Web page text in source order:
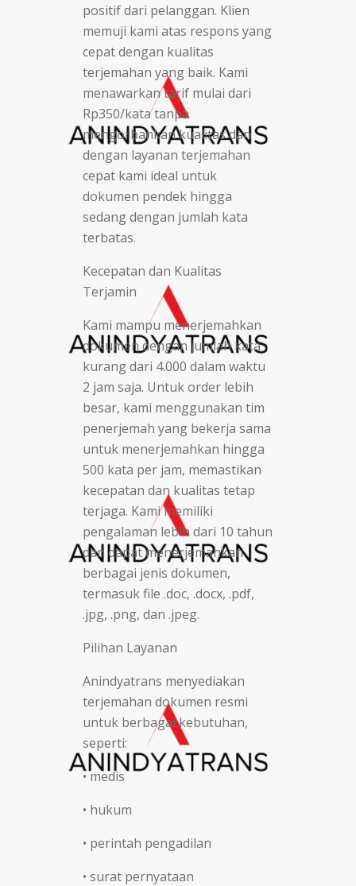
positif dari pelanggan. Klien
memuji kami atas respons yang
cepat dengan kualitas
terjemahan yang baik. Kami
menawarkan tarif mulai dari
Rp350/kata tanpa
mengorbankan kualitas dan
dengan layanan terjemahan
cepat kami ideal untuk
dokumen pendek hingga
sedang dengan jumlah kata
terbatas.
Kecepatan dan Kualitas
Terjamin
Kami mampu menerjemahkan
dokumen dengan jumlah kata
kurang dari 4.000 dalam waktu
2 jam saja. Untuk order lebih
besar, kami menggunakan tim
penerjemah yang bekerja sama
untuk menerjemahkan hingga
500 kata per jam, memastikan
kecepatan dan kualitas tetap
terjaga. Kami memiliki
pengalaman lebih dari 10 tahun
dan dapat menerjemahkan
berbagai jenis dokumen,
termasuk file .doc, .docx, .pdf,
.jpg, .png, dan .jpeg.
Pilihan Layanan
Anindyatrans menyediakan
terjemahan dokumen resmi
untuk berbagai kebutuhan,
seperti:
• medis
• hukum
• perintah pengadilan
• surat pernyataan